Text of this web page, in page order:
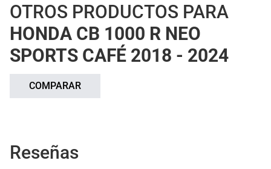
OTROS PRODUCTOS PARA
HONDA CB 1000 R NEO
SPORTS CAFÉ 2018 - 2024
COMPARAR
Reseñas